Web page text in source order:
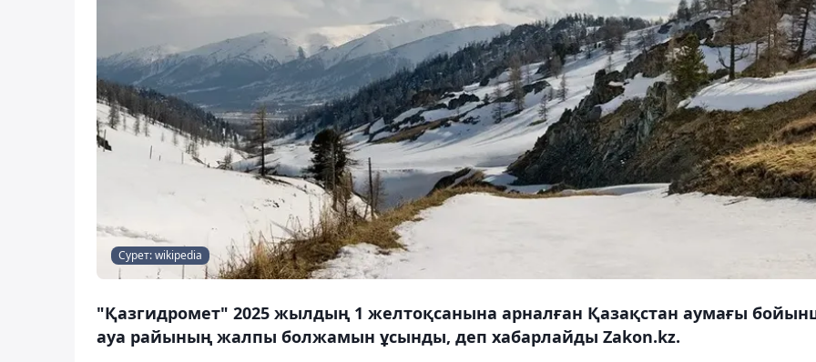
Сурет: wikipedia
"Қазгидромет" 2025 жылдың 1 желтоқсанына арналған Қазақстан аумағы
ауа райының жалпы болжамын ұсынды, деп хабарлайды Zakon.kz.